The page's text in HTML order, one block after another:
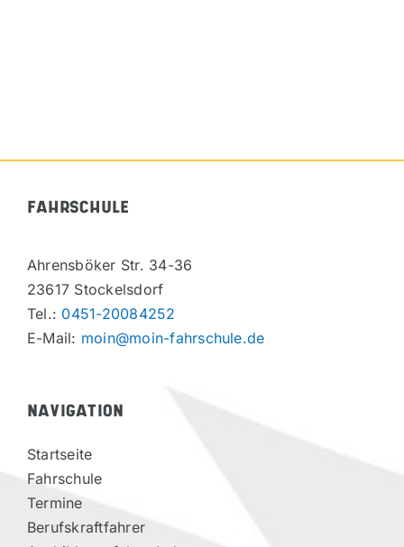
FAHRSCHULE
Ahrensböker Str. 34-36
23617 Stockelsdorf
Tel.: 0451-20084252
E-Mail: moin@moin-fahrschule.de
NAVIGATION
Startseite
Fahrschule
Termine
Berufskraftfahrer